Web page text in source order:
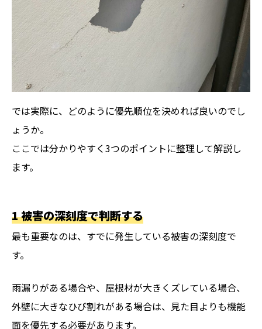
では実際に、どのように優先順位を決めれば良いのでし
ょうか。
ここでは分かりやすく3つのポイントに整理して解説し
ます。
1 被害の深刻度で判断する
最も重要なのは、すでに発生している被害の深刻度で
す。
雨漏りがある場合や、屋根材が大きくズレている場合、
外壁に大きなひび割れがある場合は、見た目よりも機能
面を優先する必要があります。